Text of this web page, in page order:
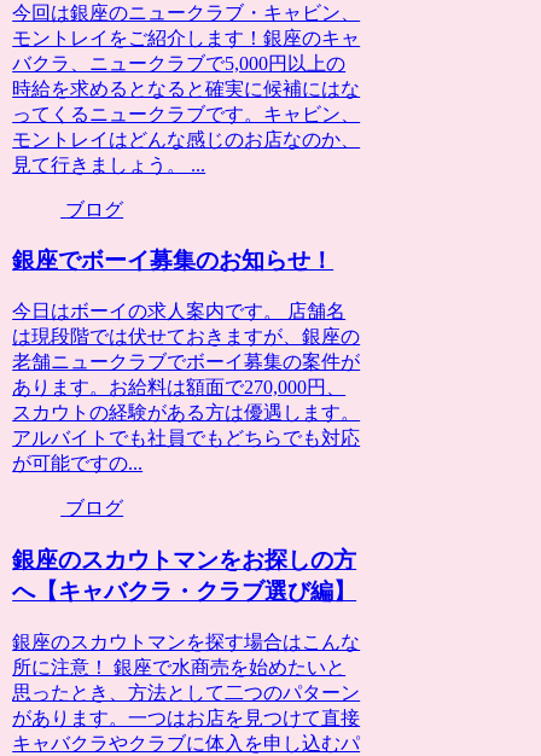
今回は銀座のニュークラブ・キャビン、
モントレイをご紹介します！銀座のキャ
バクラ、ニュークラブで5,000円以上の
時給を求めるとなると確実に候補にはな
ってくるニュークラブです。キャビン、
モントレイはどんな感じのお店なのか、
見て行きましょう。 ...
ブログ
銀座でボーイ募集のお知らせ！
今日はボーイの求人案内です。 店舗名
は現段階では伏せておきますが、銀座の
老舗ニュークラブでボーイ募集の案件が
あります。お給料は額面で270,000円、
スカウトの経験がある方は優遇します。
アルバイトでも社員でもどちらでも対応
が可能ですの...
ブログ
銀座のスカウトマンをお探しの方
へ【キャバクラ・クラブ選び編】
銀座のスカウトマンを探す場合はこんな
所に注意！ 銀座で水商売を始めたいと
思ったとき、方法として二つのパターン
があります。一つはお店を見つけて直接
キャバクラやクラブに体入を申し込むパ